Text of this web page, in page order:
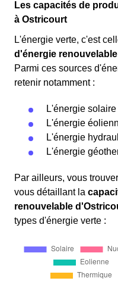
Les capacités de
à Ostricourt
L'énergie verte, c'est
d'énergie renouvelable
Parmi ces sources
retenir notamment :
L'énergie solaire
L'énergie
L'énergie
L'énergie
Par ailleurs, vous
vous détaillant la
renouvelable
types d'énergie verte :